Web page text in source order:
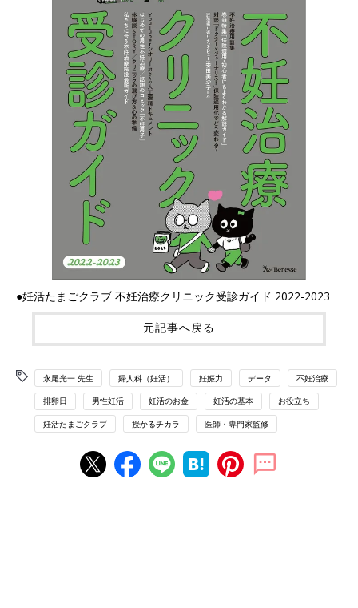
●妊活たまごクラブ 不妊治療クリニック受診ガイド 2022-2023
元記事へ戻る
永尾光一 先生 婦人科（妊活） 妊娠力 データ 不妊治療
排卵日 男性妊活 妊活のお金 妊活の基本 お役立ち
妊活たまごクラブ 授かるチカラ 医師・専門家監修